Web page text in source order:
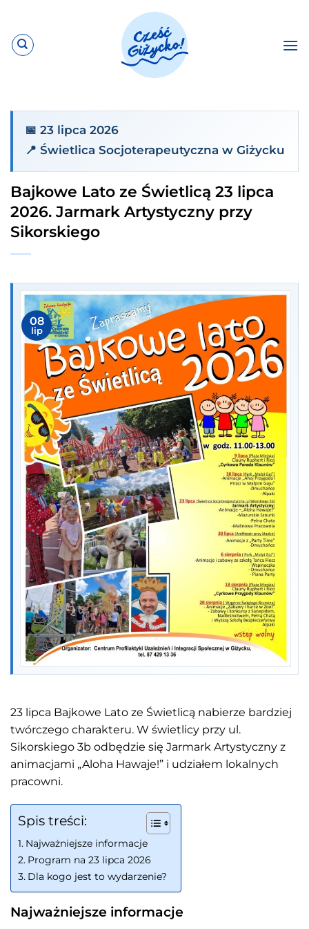
zawartości
📅 23 lipca 2026
📍 Świetlica Socjoterapeutyczna w Giżycku
Bajkowe Lato ze Świetlicą 23 lipca
2026. Jarmark Artystyczny przy
Sikorskiego
08
lip
23 lipca Bajkowe Lato ze Świetlicą nabierze bardziej
twórczego charakteru. W świetlicy przy ul.
Sikorskiego 3b odbędzie się Jarmark Artystyczny z
animacjami „Aloha Hawaje!” i udziałem lokalnych
pracowni.
Spis treści:
Najważniejsze informacje
Program na 23 lipca 2026
Dla kogo jest to wydarzenie?
Najważniejsze informacje